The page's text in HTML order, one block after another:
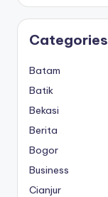
Categories
Batam
Batik
Bekasi
Berita
Bogor
Business
Cianjur